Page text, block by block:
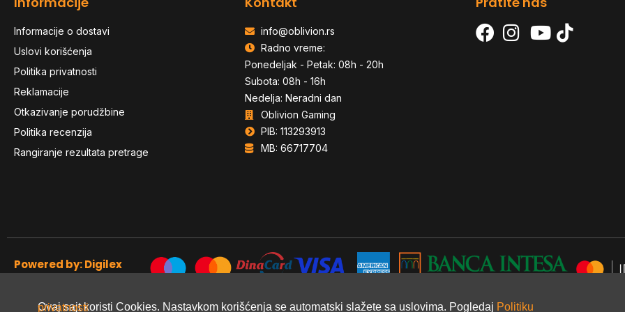
Informacije o dostavi
Uslovi korišćenja
Politika privatnosti
Reklamacije
Otkazivanje porudžbine
Politika recenzija
Rangiranje rezultata pretrage
info@oblivion.rs
Radno vreme:
Ponedeljak - Petak: 08h - 20h
Subota: 08h - 16h
Nedelja: Neradni dan
Oblivion Gaming
PIB: 113293913
MB: 66717704
Powered by: Digilex
Ovaj sajt koristi Cookies. Nastavkom korišćenja se automatski slažete sa uslovima. Pogledaj
Politiku privatnosti